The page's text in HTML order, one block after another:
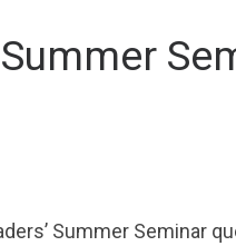
Summer Seminar